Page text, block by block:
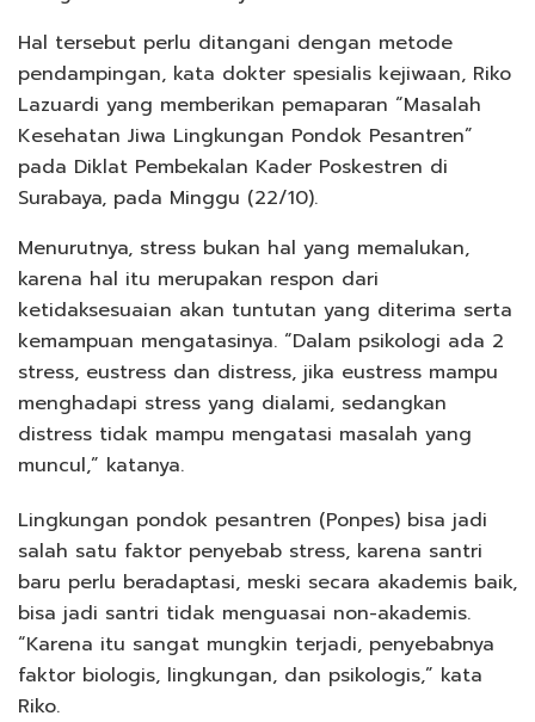
Hal tersebut perlu ditangani dengan metode
pendampingan, kata dokter spesialis kejiwaan, Riko
Lazuardi yang memberikan pemaparan “Masalah
Kesehatan Jiwa Lingkungan Pondok Pesantren”
pada Diklat Pembekalan Kader Poskestren di
Surabaya, pada Minggu (22/10).
Menurutnya, stress bukan hal yang memalukan,
karena hal itu merupakan respon dari
ketidaksesuaian akan tuntutan yang diterima serta
kemampuan mengatasinya. “Dalam psikologi ada 2
stress, eustress dan distress, jika eustress mampu
menghadapi stress yang dialami, sedangkan
distress tidak mampu mengatasi masalah yang
muncul,” katanya.
Lingkungan pondok pesantren (Ponpes) bisa jadi
salah satu faktor penyebab stress, karena santri
baru perlu beradaptasi, meski secara akademis baik,
bisa jadi santri tidak menguasai non-akademis.
“Karena itu sangat mungkin terjadi, penyebabnya
faktor biologis, lingkungan, dan psikologis,” kata
Riko.